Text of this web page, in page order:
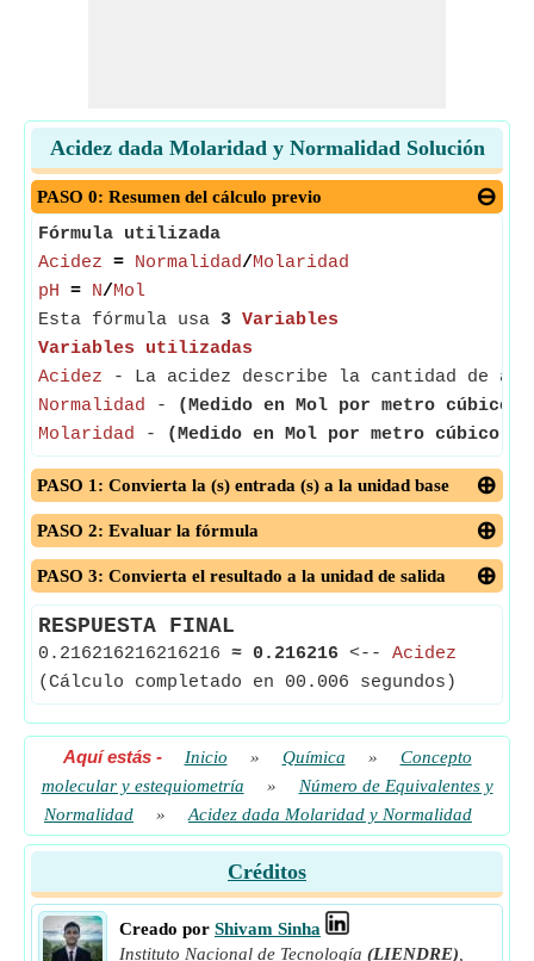
Acidez dada Molaridad y Normalidad Solución
PASO 0: Resumen del cálculo previo
Fórmula utilizada
Acidez = Normalidad/Molaridad
pH = N/Mol
Esta fórmula usa 3 Variables
Variables utilizadas
Acidez - La acidez describe la cantidad de
Normalidad - (Medido en Mol por metro cúbico)
Molaridad - (Medido en Mol por metro cúbico)
PASO 1: Convierta la (s) entrada (s) a la unidad base
PASO 2: Evaluar la fórmula
PASO 3: Convierta el resultado a la unidad de salida
RESPUESTA FINAL
0.216216216216216 ≈ 0.216216 <-- Acidez
(Cálculo completado en 00.006 segundos)
Aquí estás- Inicio » Química »
Concepto
molecular y estequiometría
»
Número de Equivalentes y
Normalidad
» Acidez dada Molaridad y Normalidad
Créditos
Creado por Shivam Sinha
Instituto Nacional de Tecnología (LIENDRE)